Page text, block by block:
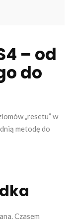
– od
do
„resetu” w
metodę do
Czasem